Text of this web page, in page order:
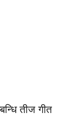
तीज गीत